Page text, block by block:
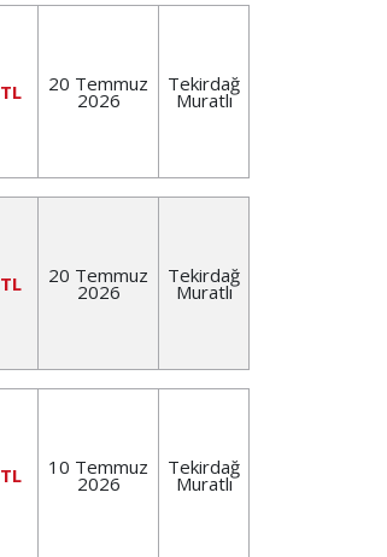
20 Temmuz
2026
Tekirdağ
Muratlı
20 Temmuz
2026
Tekirdağ
Muratlı
10 Temmuz
2026
Tekirdağ
Muratlı